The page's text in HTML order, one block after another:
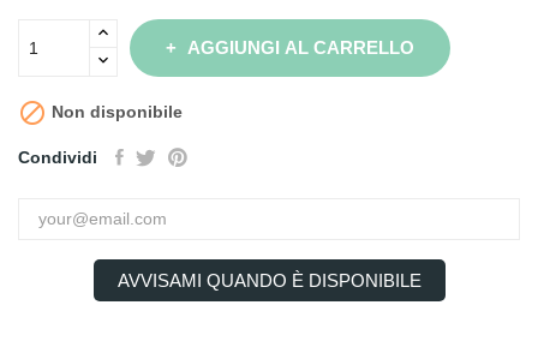
AGGIUNGI AL CARRELLO
 Non disponibile
Condividi
AVVISAMI QUANDO È DISPONIBILE